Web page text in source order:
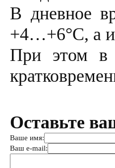
В дневное
+4…+6°С, а
При этом в
Оставьте
Ваше имя:
Ваш e-mail: